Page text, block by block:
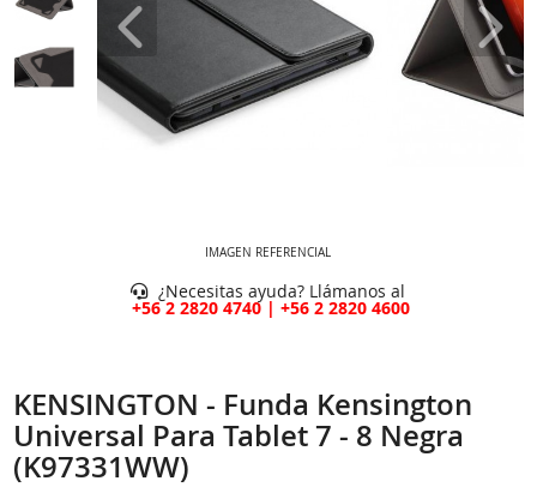
IMAGEN REFERENCIAL
¿Necesitas ayuda? Llámanos al
+56 2 2820 4740 | +56 2 2820 4600
KENSINGTON - Funda Kensington
Universal Para Tablet 7 - 8 Negra
(K97331WW)